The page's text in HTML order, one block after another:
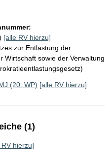
[alle RV hierzu]
zur Entlastung der
Wirtschaft sowie der Verwaltung
(20. WP) [alle RV hierzu]
(1)
RV hierzu]